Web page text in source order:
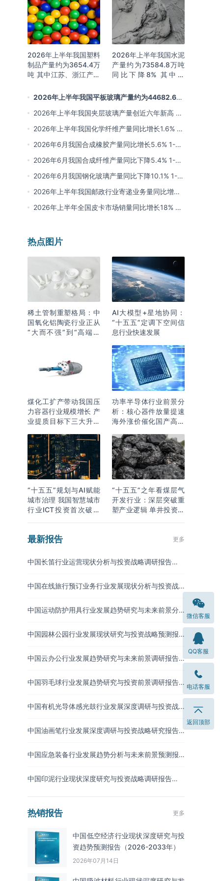
2026年上半年我国塑料
制品产量约为3654.4万
吨 其中江苏、浙江产量
16.0%
2026年上半年我国水泥
产量约为73584.8万吨
同比下降8% 其中广
名前三
2026年上半年我国平板玻璃产量约为44682.6万
重量箱 同比下降5.7% 其中河北产量最多 占比16%
2026年上半年我国夹层玻璃产量创近六年新高 约
为7964.8万平方米 同比下降0.9%
2026年上半年我国化学纤维产量同比增长1.6% 其
中浙江、江苏产量分别占比42.03%、31.34%
2026年6月我国合成橡胶产量同比增长5.6% 1-6
月累计产量同比增长6.4%
2026年6月我国合成纤维产量同比下降5.4% 1-6
月累计产量为3815.7万吨 同比增长0.8%
2026年6月我国钢化玻璃产量同比下降10.1% 1-6
月累计产量同比下降8.4%
2026年上半年我国邮政行业寄递业务量同比增长
4.2% 业务收入同比增长6%
2026年上半年全国皮卡市场销量同比增长18% 出
热点图片
稀土管制重塑格局：中
国氧化铝陶瓷行业正从
“大而不强”到“高端突
AI大模型+星地协同：
“十五五”定调下空间信
息行业快速发展
煤化工扩产带动我国压
力容器行业规模增长 产
业提质目标下三大升级
功率半导体行业前景分
析：核心器件放量提速
海外涨价催化国产高端
“十五五”规划与AI赋能
城市治理 我国智慧城市
行业ICT投资首次破万
“十五五”之年看煤层气
开发行业：深层突破重
塑产业逻辑 单井投资成
最新报告 更多
中国长笛行业运营现状分析与投资战略调研报告
中国在线旅行预订业务行业发展现状分析与投资战
中国运动防护用具行业发展趋势研究与未来前景分
中国园林公园行业发展现状研究与投资战略预测报
中国云办公行业发展趋势研究与未来前景调研报告
中国羽毛球行业发展趋势研究与投资前景调研报告
中国有机光导体感光鼓行业发展深度调研与投资战
中国油画笔行业发展深度调研与投资战略研究报告
中国应急装备行业发展趋势分析与未来前景预测报
中国印泥行业现状深度研究与投资战略调研报告
热销报告 更多
中国低空经济行业现状深度研究与投
资趋势预测报告（2026-2033年）
2026年07月14日
微信客服
QQ客服
电话客服
返回顶部